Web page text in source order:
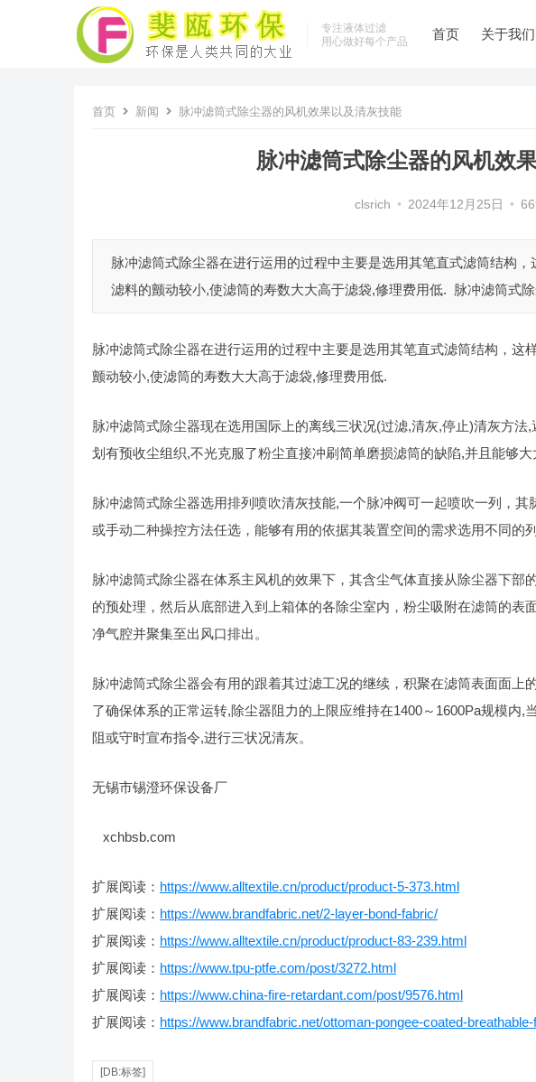
专注液体过滤
用心做好每个产品
首页 关于我们
首页 新闻 脉冲滤筒式除尘器的风机效果以及清灰技能
脉冲滤筒式除尘器的风机效
clsrich • 2024年12月25日 •
脉冲滤筒式除尘器在进行运用的过程中主要是选用其笔直式滤筒结构
滤料的颤动较小,使滤筒的寿数大大高于滤袋,修理费用低. 脉冲滤筒式
脉冲滤筒式除尘器在进行运用的过程中主要是选用其笔直式滤筒结构，这
颤动较小,使滤筒的寿数大大高于滤袋,修理费用低.
脉冲滤筒式除尘器现在选用国际上的离线三状况(过滤,清灰,停止)清灰方法,
划有预收尘组织,不光克服了粉尘直接冲刷简单磨损滤筒的缺陷,并且能够
脉冲滤筒式除尘器选用排列喷吹清灰技能,一个脉冲阀可一起喷吹一列，其
或手动二种操控方法任选，能够有用的依据其装置空间的需求选用不同的
脉冲滤筒式除尘器在体系主风机的效果下，其含尘气体直接从除尘器下部
的预处理，然后从底部进入到上箱体的各除尘室内，粉尘吸附在滤筒的表
净气腔并聚集至出风口排出。
脉冲滤筒式除尘器会有用的跟着其过滤工况的继续，积聚在滤筒表面面上
了确保体系的正常运转,除尘器阻力的上限应维持在1400～ 1600Pa规模内,
阻或守时宣布指令,进行三状况清灰。
无锡市锡澄环保设备厂
xchbsb.com
扩展阅读： https://www.alltextile.cn/product/product-5-373.html
扩展阅读： https://www.brandfabric.net/2-layer-bond-fabric/
扩展阅读： https://www.alltextile.cn/product/product-83-239.html
扩展阅读： https://www.tpu-ptfe.com/post/3272.html
扩展阅读： https://www.china-fire-retardant.com/post/9576.html
扩展阅读： https://www.brandfabric.net/ottoman-pongee-coated-
[DB:标签]